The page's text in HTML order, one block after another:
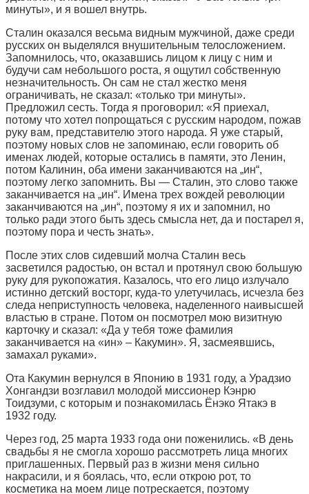
минуты», и я вошел внутрь.
Сталин оказался весьма видным мужчиной, даже среди
русских он выделялся внушительным телосложением.
Запомнилось, что, оказавшись лицом к лицу с ним и
будучи сам небольшого роста, я ощутил собственную
незначительность. Он сам не стал жестко меня
ограничивать, не сказал: «только три минуты».
Предложил сесть. Тогда я проговорил: «Я приехал,
потому что хотел попрощаться с русским народом, пожав
руку вам, представителю этого народа. Я уже старый,
поэтому новых слов не запоминаю, если говорить об
именах людей, которые остались в памяти, это Ленин,
потом Калинин, оба имени заканчиваются на „ин“,
поэтому легко запомнить. Вы — Сталин, это слово также
заканчивается на „ин“. Имена трех вождей революции
заканчиваются на „ин“, поэтому я их и запомнил, но
только ради этого быть здесь смысла нет, да и постарел я,
поэтому пора и честь знать».
После этих слов сидевший молча Сталин весь
засветился радостью, он встал и протянул свою большую
руку для рукопожатия. Казалось, что его лицо излучало
истинно детский восторг, куда-то улетучилась, исчезла без
следа неприступность человека, наделенного наивысшей
властью в стране. Потом он посмотрел мою визитную
карточку и сказал: «Да у тебя тоже фамилия
заканчивается на «ин» – Какумин». Я, засмеявшись,
замахал руками».
Ота Какумин вернулся в Японию в 1931 году, а Урадзио
Хонгандзи возглавил молодой миссионер Кэнрю
Тоидзуми, с которым и познакомилась Ёнэко Ятакэ в
1932 году.
Через год, 25 марта 1933 года они поженились. «В день
свадьбы я не смогла хорошо рассмотреть лица многих
приглашенных. Первый раз в жизни меня сильно
накрасили, и я боялась, что, если открою рот, то
косметика на моем лице потрескается, поэтому